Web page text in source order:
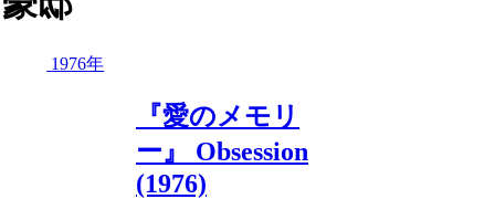
1976年
『愛のメモリ
ー』 Obsession
(1976)